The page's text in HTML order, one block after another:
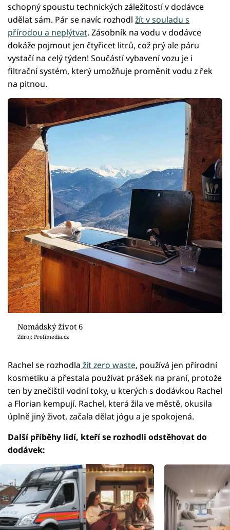
schopný spoustu technických záležitostí v dodávce
udělat sám. Pár se navíc rozhodl žít v souladu s
přírodou a neplýtvat. Zásobník na vodu v dodávce
dokáže pojmout jen čtyřicet litrů, což prý ale páru
vystačí na celý týden! Součástí vybavení vozu je i
filtrační systém, který umožňuje proměnit vodu z řek
na pitnou.
Nomádský život 6
Zdroj: Profimedia.cz
Rachel se rozhodla žít zero waste, používá jen přírodní
kosmetiku a přestala používat prášek na praní, protože
ten by znečištil vodní toky, u kterých s dodávkou Rachel
a Florian kempují. Rachel, která žila ve městě, okusila
úplně jiný život, začala dělat jógu a je spokojená.
Další příběhy lidí, kteří se rozhodli odstěhovat do
dodávek: